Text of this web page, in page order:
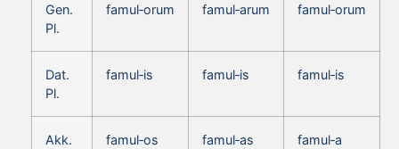
Gen.
Pl.
famul‑orum famul‑arum famul‑orum
Dat.
Pl.
famul‑is famul‑is famul‑is
Akk.
famul‑os famul‑as famul‑a